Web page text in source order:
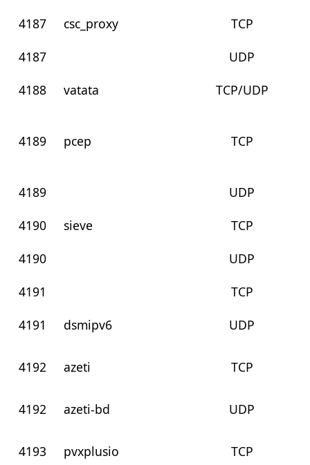
4187
csc_proxy
TCP
4187
UDP
4188
vatata TCP/UDP
4189 pcep TCP
4189
UDP
4190
sieve
TCP
4190
UDP
4191
TCP
4191
dsmipv6 UDP
4192 azeti TCP
4192 azeti-bd UDP
4193 pvxplusio
TCP